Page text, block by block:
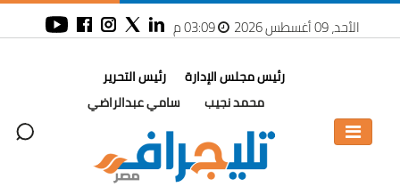
الأحد، 09 أغسطس 2026 03:09 م
رئيس مجلس الإدارة
محمد نجيب
رئيس التحرير
سامي عبدالراضي